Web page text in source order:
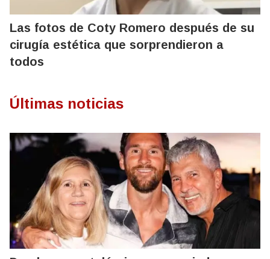
Las fotos de Coty Romero después de su
cirugía estética que sorprendieron a
todos
Últimas noticias